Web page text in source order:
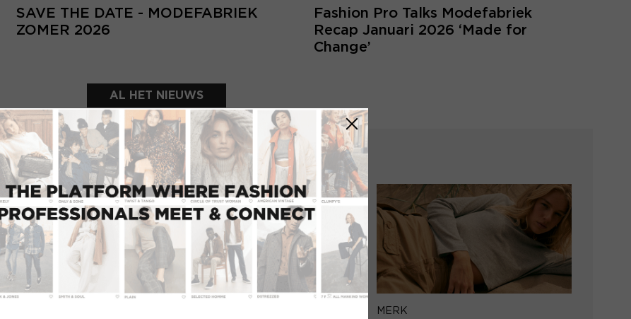
INLOGGEN
E-mailadres
Wachtwoord
LOGIN VERGETEN
Inloggegevens kwijt? Vul het e-mailadres in
dat hoort bij jouw account en klik op
verstuur.
E-mailadres
SAVE THE DATE - MODEFABRIEK
ZOMER 2026
Fashion Pro Talks Modefabriek
Recap Januari 2026 ‘Made for
Change’
AL HET NIEUWS
UITGELICHTE SHOWROOMS
MERK